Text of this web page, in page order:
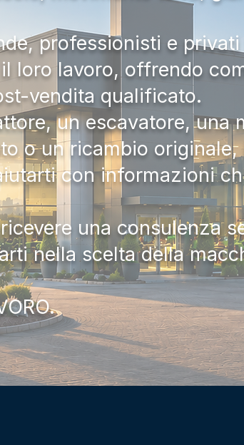
professionisti e
loro lavoro, offrendo
vendita qualificato.
un escavatore, una
o un ricambio
con informazioni
una consulenza
nella scelta della